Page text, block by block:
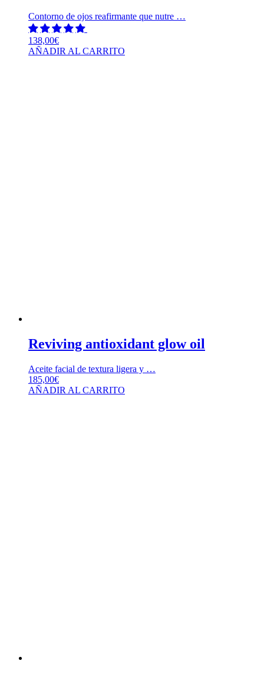
Contorno de ojos reafirmante que nutre …
138,00€
AÑADIR AL CARRITO
Reviving antioxidant glow oil
Aceite facial de textura ligera y …
185,00€
AÑADIR AL CARRITO